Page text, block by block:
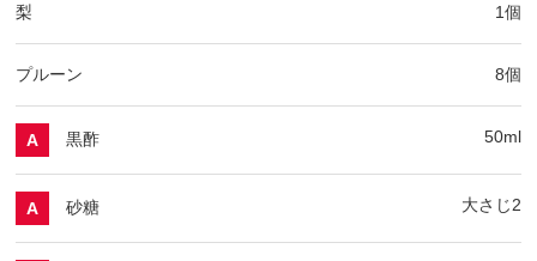
梨 1個
プルーン 8個
A 黒酢 50ml
A 砂糖 大さじ2